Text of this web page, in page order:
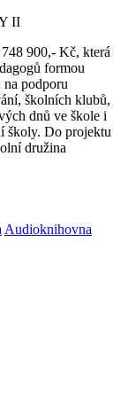
II
900,- Kč, která
formou
podporu
školních klubů,
dnů ve škole i
školy. Do projektu
družina
Audioknihovna